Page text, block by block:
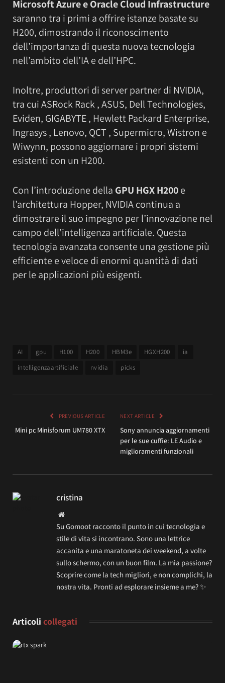
Microsoft Azure e Oracle Cloud Infrastructure
saranno tra i primi a offrire istanze basate su
H200, dimostrando il riconoscimento
dell’importanza di questa nuova tecnologia
nell’ambito dell’IA e dell’HPC.
Inoltre, produttori di server partner di NVIDIA,
tra cui ASRock Rack , ASUS, Dell Technologies,
Eviden, GIGABYTE , Hewlett Packard Enterprise,
Ingrasys , Lenovo, QCT , Supermicro, Wistron e
Wiwynn, possono aggiornare i propri sistemi
esistenti con un H200.
Con l’introduzione della GPU HGX H200e
l’architettura Hopper, NVIDIA continua a
dimostrare il suo impegno per l’innovazione nel
campo dell’intelligenza artificiale. Questa
tecnologia avanzata consente una gestione più
efficiente e veloce di enormi quantità di dati
per le applicazioni più esigenti.
AI gpu H100 H200 HBM3e HGXH200
ia
intelligenzaartificiale
nvidia picks
PREVIOUS ARTICLE
Mini pc Minisforum UM780 XTX
NEXT ARTICLE
Sony annuncia aggiornamenti
per le sue cuffie: LE Audio e
miglioramenti funzionali
cristina
Website
Su Gomoot racconto il punto in cui tecnologia e
stile di vita si incontrano. Sono una lettrice
accanita e una maratoneta dei weekend, a volte
sullo schermo, con un buon film. La mia passione?
Scoprire come la tech migliori, e non complichi, la
nostra vita. Pronti ad esplorare insieme a me? ✨
Articoli collegati